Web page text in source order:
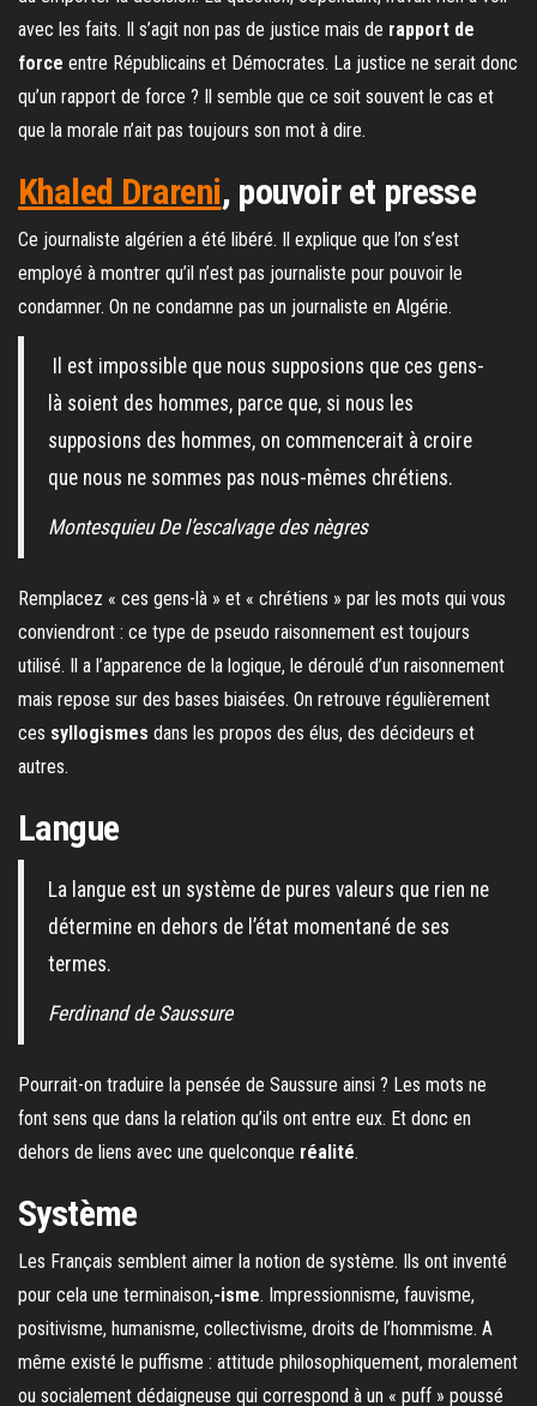
avec les faits. Il s’agit non pas de justice mais de rapport de
force entre Républicains et Démocrates. La justice ne serait donc
qu’un rapport de force ? Il semble que ce soit souvent le cas et
que la morale n’ait pas toujours son mot à dire.
Khaled Drareni, pouvoir et presse
Ce journaliste algérien a été libéré. Il explique que l’on s’est
employé à montrer qu’il n’est pas journaliste pour pouvoir le
condamner. On ne condamne pas un journaliste en Algérie.
Il est impossible que nous supposions que ces gens-
là soient des hommes, parce que, si nous les
supposions des hommes, on commencerait à croire
que nous ne sommes pas nous-mêmes chrétiens.
MontesquieuDe l’escalvage des nègres
Remplacez « ces gens-là » et « chrétiens » par les mots qui vous
conviendront : ce type de pseudo raisonnement est toujours
utilisé. Il a l’apparence de la logique, le déroulé d’un raisonnement
mais repose sur des bases biaisées. On retrouve régulièrement
ces syllogismes dans les propos des élus, des décideurs et
autres.
Langue
La langue est un système de pures valeurs que rien ne
détermine en dehors de l’état momentané de ses
termes.
Ferdinand de Saussure
Pourrait-on traduire la pensée de Saussure ainsi ? Les mots ne
font sens que dans la relation qu’ils ont entre eux. Et donc en
dehors de liens avec une quelconque réalité.
Système
Les Français semblent aimer la notion de système. Ils ont inventé
pour cela une terminaison,-isme. Impressionnisme, fauvisme,
positivisme, humanisme, collectivisme, droits de l’hommisme. A
même existé le puffisme : attitude philosophiquement, moralement
ou socialement dédaigneuse qui correspond à un « puff » poussé